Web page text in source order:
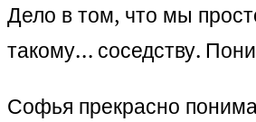
Дело в том, что мы
такому… соседству.
Софья прекрасно